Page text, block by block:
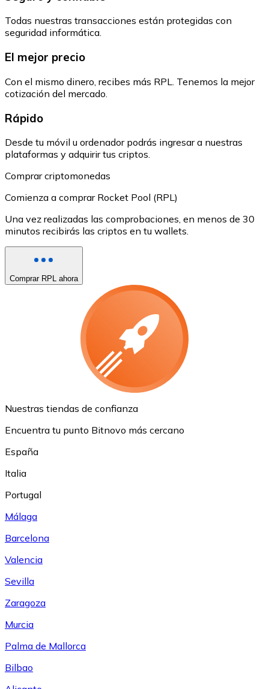
Todas nuestras transacciones están protegidas con
seguridad informática.
El mejor precio
Con el mismo dinero, recibes más RPL. Tenemos la mejor
cotización del mercado.
Rápido
Desde tu móvil u ordenador podrás ingresar a nuestras
plataformas y adquirir tus criptos.
Comprar criptomonedas
Comienza a comprar Rocket Pool (RPL)
Una vez realizadas las comprobaciones, en menos de 30
minutos recibirás las criptos en tu wallets.
Comprar RPL ahora
Nuestras tiendas de confianza
Encuentra tu punto Bitnovo más cercano
España
Italia
Portugal
Málaga
Barcelona
Valencia
Sevilla
Zaragoza
Murcia
Palma de Mallorca
Bilbao